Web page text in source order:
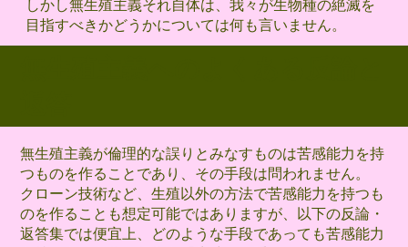
しかし無生殖主義それ自体は、我々が生物種の絶滅を
目指すべきかどうかについては何も言いません。
無生殖主義が倫理的な誤りとみなすものは苦感能力を持
つものを作ることであり、その手段は問われません。
クローン技術など、生殖以外の方法で苦感能力を持つも
のを作ることも想定可能ではありますが、以下の反論・
返答集では便宜上、どのような手段であっても苦感能力